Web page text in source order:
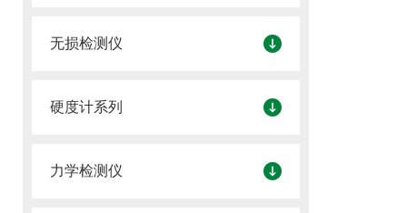
无损检测仪
硬度计系列
力学检测仪